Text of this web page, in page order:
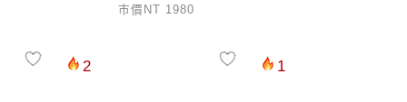
市價NT 1980
2 1